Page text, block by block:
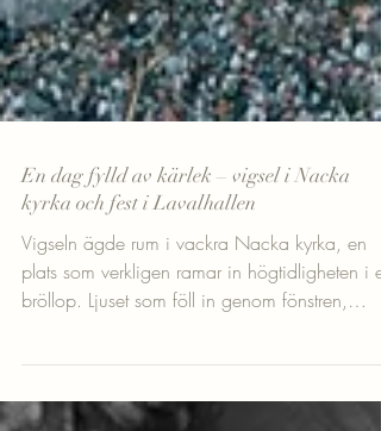
En dag fylld av kärlek – vigsel i Nacka
kyrka och fest i Lavalhallen
Vigseln ägde rum i vackra Nacka kyrka, en
bröllop. Ljuset som föll in genom fönstren,
kära samlade – det var magiskt från första